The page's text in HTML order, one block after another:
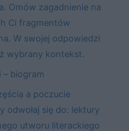
Omów zagadnienie na
Ci fragmentów
W swojej odpowiedzi
wybrany kontekst.
– biogram
a poczucie
odwołaj się do: lektury
utworu literackiego